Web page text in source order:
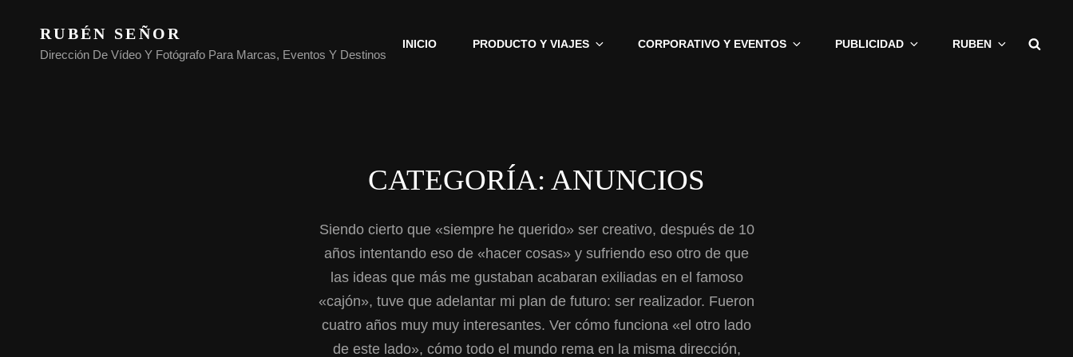
RUBÉN SEÑOR
Dirección De Vídeo Y Fotógrafo Para Marcas, Eventos Y Destinos
INICIO PRODUCTO Y VIAJES CORPORATIVO Y EVENTOS PUBLICIDAD RUBEN
CATEGORÍA: ANUNCIOS
Siendo cierto que «siempre he querido» ser creativo, después de 10
años intentando eso de «hacer cosas» y sufriendo eso otro de que
las ideas que más me gustaban acabaran exiliadas en el famoso
«cajón», tuve que adelantar mi plan de futuro: ser realizador. Fueron
cuatro años muy muy interesantes. Ver cómo funciona «el otro lado
de este lado», cómo todo el mundo rema en la misma dirección,